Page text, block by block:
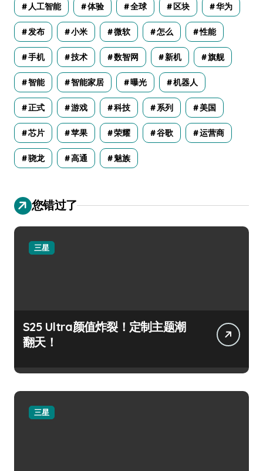
人工智能 体验 全球 区块 华为
发布 小米 微软 怎么 性能
手机 技术 数智网 新机 旗舰
智能 智能家居 曝光 机器人
正式 游戏 科技 系列 美国
芯片 苹果 荣耀 谷歌 运营商
骁龙 高通 魅族
您错过了
三星
S25 Ultra颜值炸裂！定制主题潮
翻天！
三星